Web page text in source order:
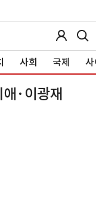
사회 국제 사
·이광재